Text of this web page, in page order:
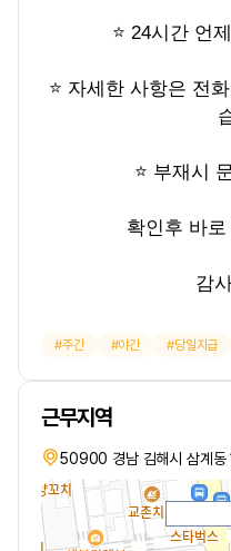
⭐ 24시간 언
⭐ 자세한 사항은 전
⭐ 부재시
확인후 바로
감
주간 야간 당일지급
근무지역
50900 경남 김해시 삼계